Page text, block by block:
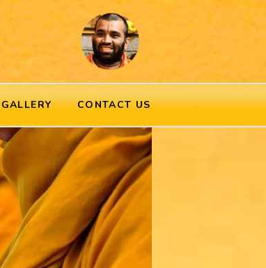
GALLERY CONTACT US